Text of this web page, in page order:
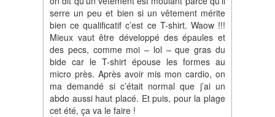
serre un peu et bien si un vêtement mérite
bien ce qualificatif c’est ce T-shirt. Waow !!!
Mieux vaut être développé des épaules et
des pecs, comme moi – lol – que gras du
bide car le T-shirt épouse les formes au
micro près. Après avoir mis mon cardio, on
ma demandé si c’était normal que j’ai un
abdo aussi haut placé. Et puis, pour la plage
cet été, ça va le faire !